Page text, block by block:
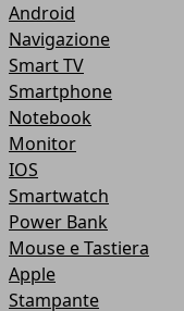
Android
Navigazione
Smart TV
Smartphone
Notebook
Monitor
IOS
Smartwatch
Power Bank
Mouse e Tastiera
Apple
Stampante